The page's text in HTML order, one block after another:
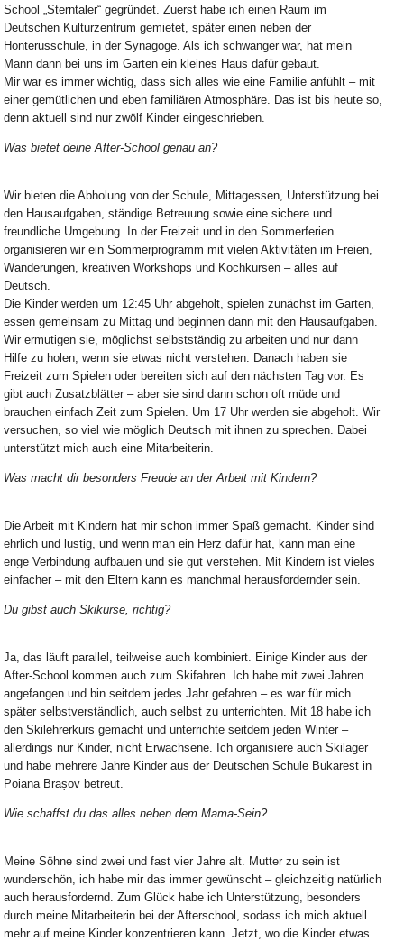
School „Sterntaler“ gegründet. Zuerst habe ich einen Raum im
Deutschen Kulturzentrum gemietet, später einen neben der
Honterusschule, in der Synagoge. Als ich schwanger war, hat mein
Mann dann bei uns im Garten ein kleines Haus dafür gebaut.
Mir war es immer wichtig, dass sich alles wie eine Familie anfühlt – mit
einer gemütlichen und eben familiären Atmosphäre. Das ist bis heute so,
denn aktuell sind nur zwölf Kinder eingeschrieben.
Was bietet deine After-School genau an?
Wir bieten die Abholung von der Schule, Mittagessen, Unterstützung bei
den Hausaufgaben, ständige Betreuung sowie eine sichere und
freundliche Umgebung. In der Freizeit und in den Sommerferien
organisieren wir ein Sommerprogramm mit vielen Aktivitäten im Freien,
Wanderungen, kreativen Workshops und Kochkursen – alles auf
Deutsch.
Die Kinder werden um 12:45 Uhr abgeholt, spielen zunächst im Garten,
essen gemeinsam zu Mittag und beginnen dann mit den Hausaufgaben.
Wir ermutigen sie, möglichst selbstständig zu arbeiten und nur dann
Hilfe zu holen, wenn sie etwas nicht verstehen. Danach haben sie
Freizeit zum Spielen oder bereiten sich auf den nächsten Tag vor. Es
gibt auch Zusatzblätter – aber sie sind dann schon oft müde und
brauchen einfach Zeit zum Spielen. Um 17 Uhr werden sie abgeholt. Wir
versuchen, so viel wie möglich Deutsch mit ihnen zu sprechen. Dabei
unterstützt mich auch eine Mitarbeiterin.
Was macht dir besonders Freude an der Arbeit mit Kindern?
Die Arbeit mit Kindern hat mir schon immer Spaß gemacht. Kinder sind
ehrlich und lustig, und wenn man ein Herz dafür hat, kann man eine
enge Verbindung aufbauen und sie gut verstehen. Mit Kindern ist vieles
einfacher – mit den Eltern kann es manchmal herausfordernder sein.
Du gibst auch Skikurse, richtig?
Ja, das läuft parallel, teilweise auch kombiniert. Einige Kinder aus der
After-School kommen auch zum Skifahren. Ich habe mit zwei Jahren
angefangen und bin seitdem jedes Jahr gefahren – es war für mich
später selbstverständlich, auch selbst zu unterrichten. Mit 18 habe ich
den Skilehrerkurs gemacht und unterrichte seitdem jeden Winter –
allerdings nur Kinder, nicht Erwachsene. Ich organisiere auch Skilager
und habe mehrere Jahre Kinder aus der Deutschen Schule Bukarest in
Poiana Brașov betreut.
Wie schaffst du das alles neben dem Mama-Sein?
Meine Söhne sind zwei und fast vier Jahre alt. Mutter zu sein ist
wunderschön, ich habe mir das immer gewünscht – gleichzeitig natürlich
auch herausfordernd. Zum Glück habe ich Unterstützung, besonders
durch meine Mitarbeiterin bei der Afterschool, sodass ich mich aktuell
mehr auf meine Kinder konzentrieren kann. Jetzt, wo die Kinder etwas